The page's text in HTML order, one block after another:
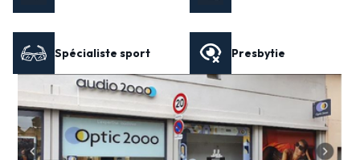
Spécialiste sport Presbytie